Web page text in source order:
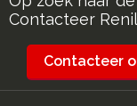
Contacteer
Contacteer